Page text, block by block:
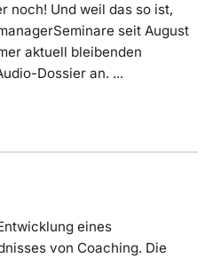
noch! Und weil das so ist,
seit August
aktuell bleibenden
Dossier an. ...
eines
von Coaching. Die